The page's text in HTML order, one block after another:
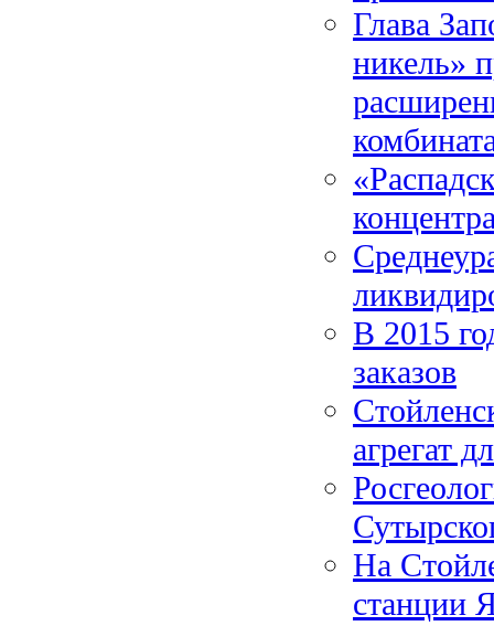
Глава
никель»
В 2015
заказов
агрегат
На
станции